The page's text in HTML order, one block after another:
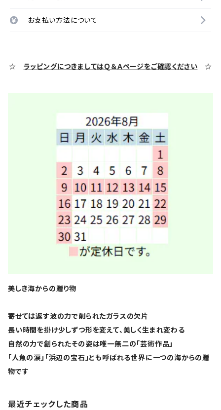
お支払い方法について
☆ ラッピングにつきましてはＱ＆Ａページをご確認ください ☆
美しき海からの贈り物
寄せては返す波の力で削られたガラスの欠片
長い時間を掛け少しずつ形を変えて、美しく生まれ変わる
自然の力で創られたその姿は唯一無二の「芸術作品」
「人魚の涙」「浜辺の宝石」とも呼ばれる世界に一つの海からの贈
物です
最近チェックした商品